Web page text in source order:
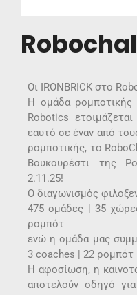
Οι IRONBRICK στο
Η ομάδα ρομποτικής
Robotics
εαυτό σε έναν από
ρομποτικής, το
Βουκουρέστι της
2.11.25!
Ο διαγωνισμός
475 ομάδες | 35
ρομπότ
ενώ η ομάδα μας
3 coaches | 22 ρομπότ
Η αφοσίωση, η
αποτελούν οδηγό